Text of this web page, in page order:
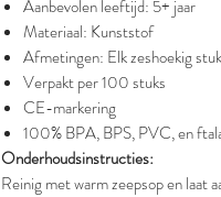
Aanbevolen leeftijd: 5+ jaar
Materiaal: Kunststof
Afmetingen: Elk zeshoekig
Verpakt per 100 stuks
CE-markering
100% BPA, BPS, PVC, en
Onderhoudsinstructies:
Reinig met warm zeepsop en laat